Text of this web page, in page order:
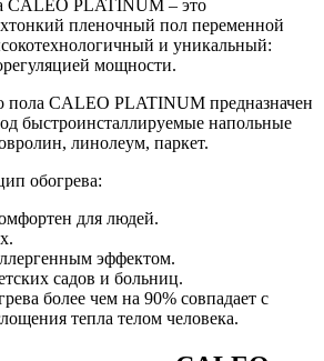
CALEO PLATINUM – это
пленочный пол переменной
и уникальный:
мощности.
пола CALEO PLATINUM предназначен
быстроинсталлируемые напольные
линолеум, паркет.
обогрева:
для людей.
эффектом.
садов и больниц.
более чем на 90% совпадает с
тепла телом человека.